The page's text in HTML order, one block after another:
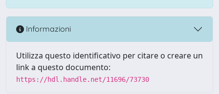
Informazioni
Utilizza questo identificativo per citare o creare un
link a questo documento:
https://hdl.handle.net/11696/73730